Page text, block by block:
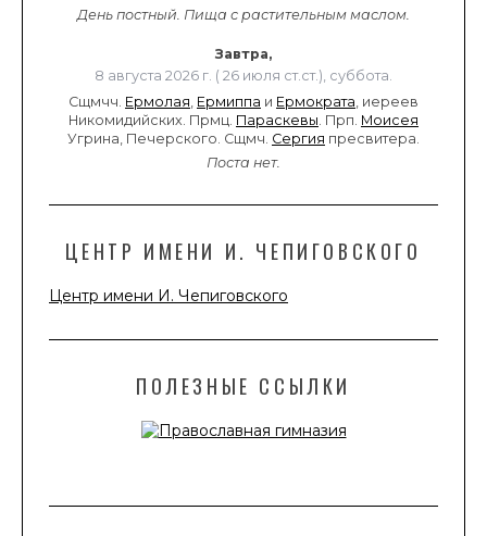
День постный. Пища с растительным маслом.
Завтра,
8 августа 2026 г. ( 26 июля ст.ст.), суббота.
Сщмчч. Ермолая Ермиппа и Ермократа , иереев
Никомидийских. Прмц. Параскевы . Прп. Моисея
Угрина, Печерского. Сщмч. Сергия пресвитера.
Поста нет.
ЦЕНТР ИМЕНИ И. ЧЕПИГОВСКОГО
Центр имени И. Чепиговского
ПОЛЕЗНЫЕ ССЫЛКИ